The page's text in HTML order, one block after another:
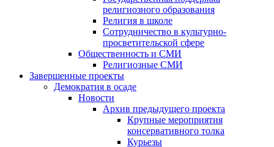
религиозного образования
Религия в школе
Сотрудничество в культурно-
просветительской сфере
Общественность и СМИ
Религиозные СМИ
Завершенные проекты
Демократия в осаде
Новости
Архив предыдущего проекта
Крупные мероприятия
консервативного толка
Курьезы